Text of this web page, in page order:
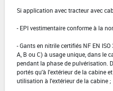
Si application avec tracteur avec
- EPI vestimentaire conforme à la
- Gants en nitrile certifiés NF EN
A, B ou C) à usage unique, dans le
pendant la phase de pulvérisation.
portés qu'à l'extérieur de la cabine
utilisation à l'extérieur de la cabine ;